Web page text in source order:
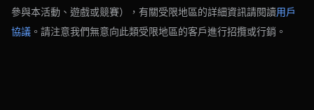
參與本活動、遊戲或競賽），有關受限地區的詳細資訊請閱讀用戶
協議 。請注意我們無意向此類受限地區的客戶進行招攬或行銷。